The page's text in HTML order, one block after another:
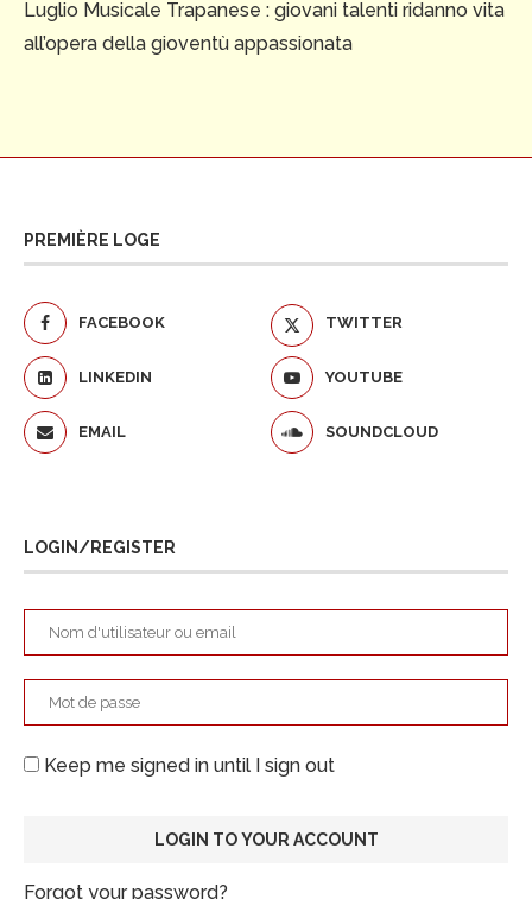
Luglio Musicale Trapanese : giovani talenti ridanno vita
all’opera della gioventù appassionata
PREMIÈRE LOGE
FACEBOOK TWITTER
LINKEDIN YOUTUBE
EMAIL SOUNDCLOUD
LOGIN/REGISTER
Keep me signed in until I sign out
Forgot your password?